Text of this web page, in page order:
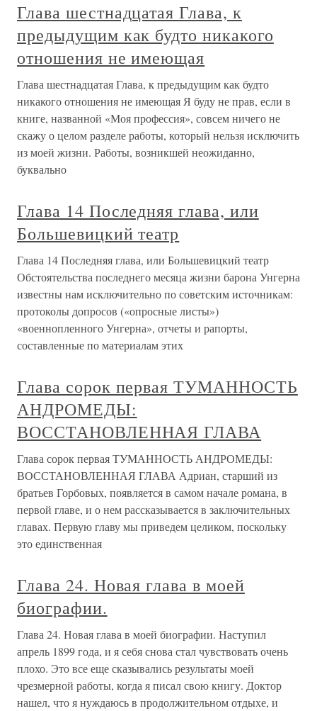
Глава шестнадцатая Глава, к
предыдущим как будто никакого
отношения не имеющая
Глава шестнадцатая Глава, к предыдущим как будто
никакого отношения не имеющая Я буду не прав, если в
книге, названной «Моя профессия», совсем ничего не
скажу о целом разделе работы, который нельзя исключить
из моей жизни. Работы, возникшей неожиданно,
буквально
Глава 14 Последняя глава, или
Большевицкий театр
Глава 14 Последняя глава, или Большевицкий театр
Обстоятельства последнего месяца жизни барона Унгерна
известны нам исключительно по советским источникам:
протоколы допросов («опросные листы»)
«военнопленного Унгерна», отчеты и рапорты,
составленные по материалам этих
Глава сорок первая ТУМАННОСТЬ
АНДРОМЕДЫ:
ВОССТАНОВЛЕННАЯ ГЛАВА
Глава сорок первая ТУМАННОСТЬ АНДРОМЕДЫ:
ВОССТАНОВЛЕННАЯ ГЛАВА Адриан, старший из
братьев Горбовых, появляется в самом начале романа, в
первой главе, и о нем рассказывается в заключительных
главах. Первую главу мы приведем целиком, поскольку
это единственная
Глава 24. Новая глава в моей
биографии.
Глава 24. Новая глава в моей биографии. Наступил
апрель 1899 года, и я себя снова стал чувствовать очень
плохо. Это все еще сказывались результаты моей
чрезмерной работы, когда я писал свою книгу. Доктор
нашел, что я нуждаюсь в продолжительном отдыхе, и